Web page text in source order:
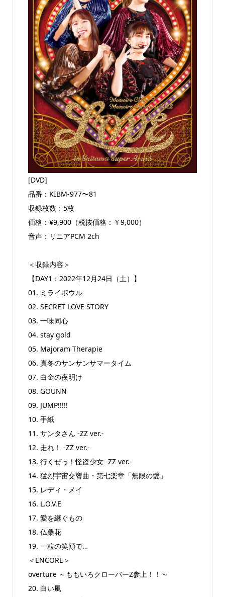
[DVD]
品番：KIBM-977〜81
収録枚数：5枚
価格：¥9,900（税抜価格：￥9,000）
音声：リニアPCM 2ch
＜収録内容＞
【DAY1：2022年12月24日（土）】
01. ミライボウル
02. SECRET LOVE STORY
03. 一味同心
04. stay gold
05. Majoram Therapie
06. 真冬のサンサンサマータイム
07. 白金の夜明け
08. GOUNN
09. JUMP!!!!!
10. 手紙
11. サンタさん -ZZ ver.-
12. 走れ！ -ZZ ver.-
13. 行くぜっ！怪盗少女 -ZZ ver.-
14. 猛烈宇宙交響曲・第七楽章「無限の愛」
15. レディ・メイ
16. L.O.V.E
17. 愛を継ぐもの
18. 仏桑花
19. 一粒の笑顔で…
＜ENCORE＞
overture ～ももいろクローバーZ参上！！～
20. 白い風